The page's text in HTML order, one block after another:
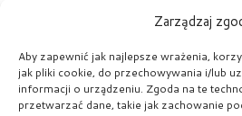
Zarządzaj
Aby zapewnić jak najlepsze wrażenia,
jak pliki cookie, do przechowywania i/lub
informacji o urządzeniu. Zgoda na te
przetwarzać dane, takie jak zachowanie
Nawigacja wpisu
Poprzedni wpis
GRUDNIOWE WARSZTATY